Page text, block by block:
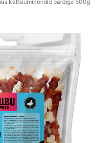
kaltsiumikondid pardiga 500g